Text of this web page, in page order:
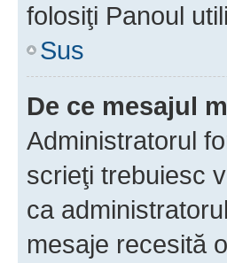
folosiţi Panoul
Sus
De ce mesajul
Administratorul
scrieţi trebuiesc
ca
mesaje recesită